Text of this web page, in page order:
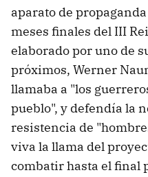
aparato de
meses finales del III
elaborado por uno de
próximos, Werner
llamaba a "los
pueblo", y defendía la
resistencia de
viva la llama del
combatir hasta el final